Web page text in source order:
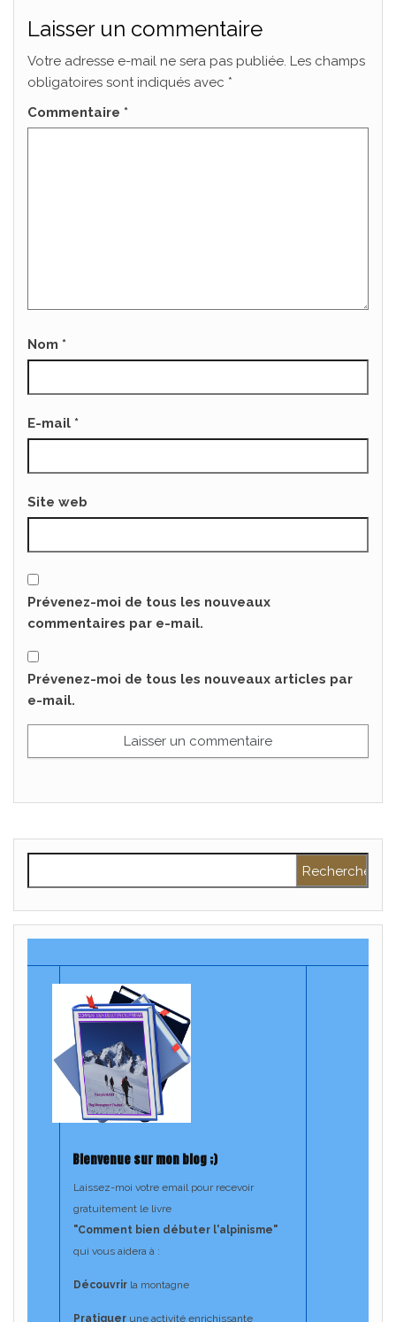
Laisser un commentaire
Votre adresse e-mail ne sera pas publiée. Les champs
obligatoires sont indiqués avec *
Commentaire *
Nom *
E-mail *
Site web
Prévenez-moi de tous les nouveaux
commentaires par e-mail.
Prévenez-moi de tous les nouveaux articles par
e-mail.
Bienvenue sur mon blog ;)
Laissez-moi votre email pour recevoir
gratuitement le livre
"Comment bien débuter l'alpinisme"
qui vous aidera à :
Découvrir la montagne
Pratiquer une activité enrichissante